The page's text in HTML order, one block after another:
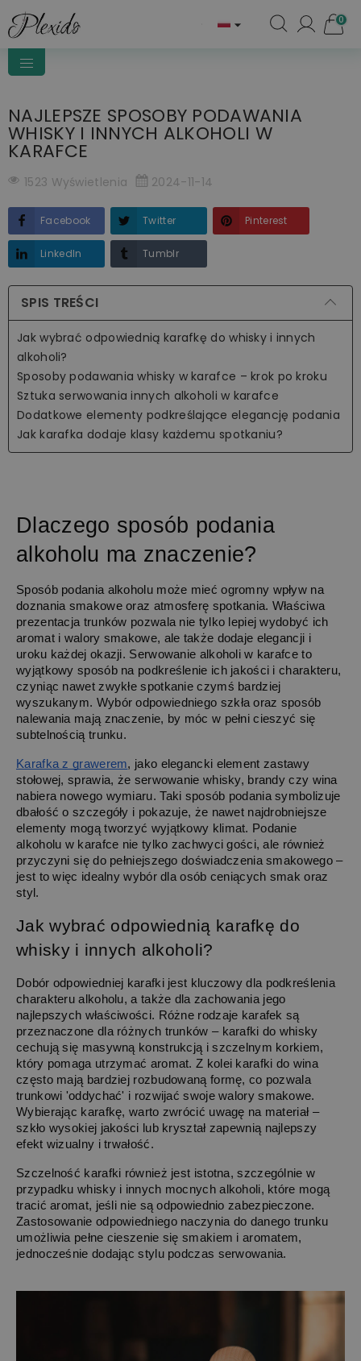
 0
NAJLEPSZE SPOSOBY PODAWANIA
WHISKY I INNYCH ALKOHOLI W
KARAFCE
1523 Wyświetlenia 2024-11-14
Facebook Twitter Pinterest
LinkedIn Tumblr
SPIS TREŚCI
Jak wybrać odpowiednią karafkę do whisky i innych
alkoholi?
Sposoby podawania whisky w karafce – krok po kroku
Sztuka serwowania innych alkoholi w karafce
Dodatkowe elementy podkreślające elegancję podania
Jak karafka dodaje klasy każdemu spotkaniu?
Dlaczego sposób podania
alkoholu ma znaczenie?
Sposób podania alkoholu może mieć ogromny wpływ na
doznania smakowe oraz atmosferę spotkania. Właściwa
prezentacja trunków pozwala nie tylko lepiej wydobyć ich
aromat i walory smakowe, ale także dodaje elegancji i
uroku każdej okazji. Serwowanie alkoholi w karafce to
wyjątkowy sposób na podkreślenie ich jakości i charakteru,
czyniąc nawet zwykłe spotkanie czymś bardziej
wyszukanym. Wybór odpowiedniego szkła oraz sposób
nalewania mają znaczenie, by móc w pełni cieszyć się
subtelnością trunku.
Karafka z grawerem, jako elegancki element zastawy
stołowej, sprawia, że serwowanie whisky, brandy czy wina
nabiera nowego wymiaru. Taki sposób podania symbolizuje
dbałość o szczegóły i pokazuje, że nawet najdrobniejsze
elementy mogą tworzyć wyjątkowy klimat. Podanie
alkoholu w karafce nie tylko zachwyci gości, ale również
przyczyni się do pełniejszego doświadczenia smakowego –
jest to więc idealny wybór dla osób ceniących smak oraz
styl.
Jak wybrać odpowiednią karafkę do
whisky i innych alkoholi?
Dobór odpowiedniej karafki jest kluczowy dla podkreślenia
charakteru alkoholu, a także dla zachowania jego
najlepszych właściwości. Różne rodzaje karafek są
przeznaczone dla różnych trunków – karafki do whisky
cechują się masywną konstrukcją i szczelnym korkiem,
który pomaga utrzymać aromat. Z kolei karafki do wina
często mają bardziej rozbudowaną formę, co pozwala
trunkowi 'oddychać' i rozwijać swoje walory smakowe.
Wybierając karafkę, warto zwrócić uwagę na materiał –
szkło wysokiej jakości lub kryształ zapewnią najlepszy
efekt wizualny i trwałość.
Szczelność karafki również jest istotna, szczególnie w
przypadku whisky i innych mocnych alkoholi, które mogą
tracić aromat, jeśli nie są odpowiednio zabezpieczone.
Zastosowanie odpowiedniego naczynia do danego trunku
umożliwia pełne cieszenie się smakiem i aromatem,
jednocześnie dodając stylu podczas serwowania.